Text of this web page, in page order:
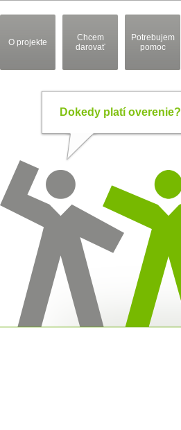
O projekte
Chcem
darovať
Potrebujem
pomoc
Dokedy platí overenie?